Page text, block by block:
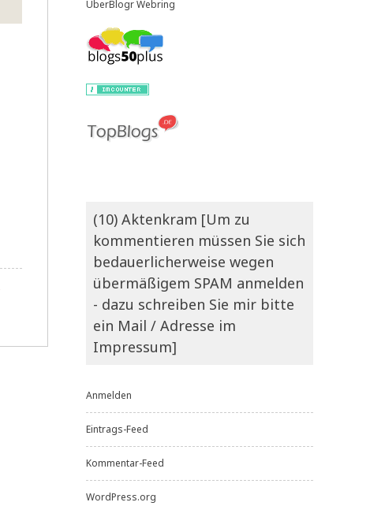
UberBlogr Webring
(10) Aktenkram [Um zu
kommentieren müssen Sie sich
bedauerlicherweise wegen
übermäßigem SPAM anmelden
- dazu schreiben Sie mir bitte
ein Mail / Adresse im
Impressum]
Anmelden
Eintrags-Feed
Kommentar-Feed
WordPress.org